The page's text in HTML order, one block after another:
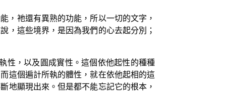
，祂還有異熟的功能，所以一切的文字，
，這些境界，是因為我們的心去起分別；
性，以及圓成實性。這個依他起性的種種
這個遍計所執的體性，就在依他起相的這
地顯現出來。但是都不能忘記它的根本，